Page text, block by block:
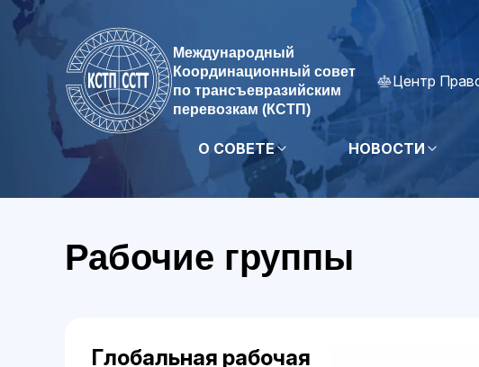
Международный
Координационный совет
по трансъевразийским
перевозкам (КСТП)
Центр
О СОВЕТЕ НОВОСТИ
Рабочие группы
Глобальная рабочая